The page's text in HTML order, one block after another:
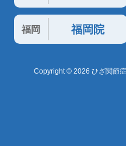
福岡 福岡院
Copyright © 2026 ひざ関節